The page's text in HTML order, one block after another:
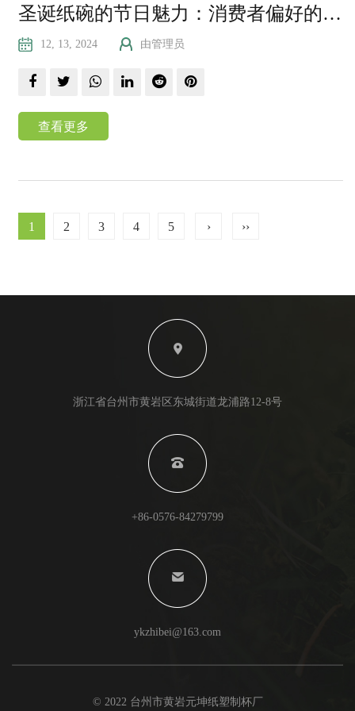
圣诞纸碗的节日魅力：消费者偏好的趋势与创新
12, 13, 2024 由管理员
查看更多
1 2 3 4 5 › ››
浙江省台州市黄岩区东城街道龙浦路12-8号
+86-0576-84279799
ykzhibei@163.com
© 2022 台州市黄岩元坤纸塑制杯厂